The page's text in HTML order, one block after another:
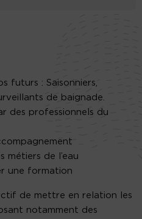
futurs : Saisonniers,
de baignade.
des professionnels du
de l’eau
une formation
de mettre en relation les
notamment des